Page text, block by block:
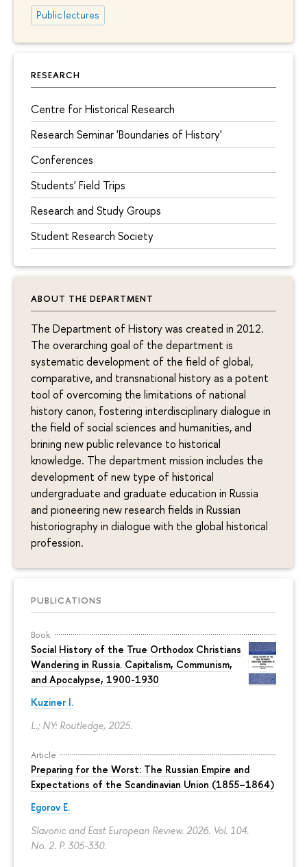
Public lectures
RESEARCH
Centre for Historical Research
Research Seminar 'Boundaries of History'
Conferences
Students' Field Trips
Research and Study Groups
Student Research Society
ABOUT THE DEPARTMENT
The Department of History was created in 2012.
The overarching goal of the department is
systematic development of the field of global,
comparative, and transnational history as a potent
tool of overcoming the limitations of national
history canon, fostering interdisciplinary dialogue in
the field of social sciences and humanities, and
brining new public relevance to historical
knowledge. The department mission includes the
development of new type of historical
undergraduate and graduate education in Russia
and pioneering new research fields in Russian
historiography in dialogue with the global historical
profession.
PUBLICATIONS
Book
Social History of the True Orthodox Christians
Wandering in Russia. Capitalism, Communism,
and Apocalypse, 1900-1930
Kuziner I.
L.; NY: Routledge, 2025.
Article
Preparing for the Worst: The Russian Empire and
Expectations of the Scandinavian Union (1855–1864)
Egorov E.
Slavonic and East European Review. 2026. Vol. 104.
No. 2. P. 305-330.